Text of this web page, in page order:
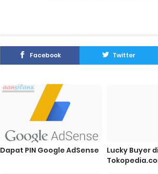
Facebook Twitter
Dapat PIN Google AdSense
Lucky Buyer di